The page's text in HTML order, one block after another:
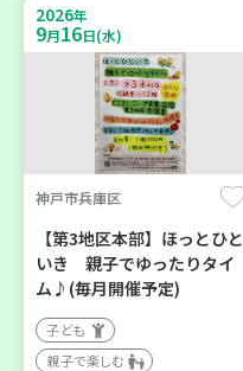
2026年
9月16日(水)
神戸市兵庫区
【第3地区本部】ほっとひと
いき 親子でゆったりタイ
ム♪(毎月開催予定)
子ども
親子で楽しむ